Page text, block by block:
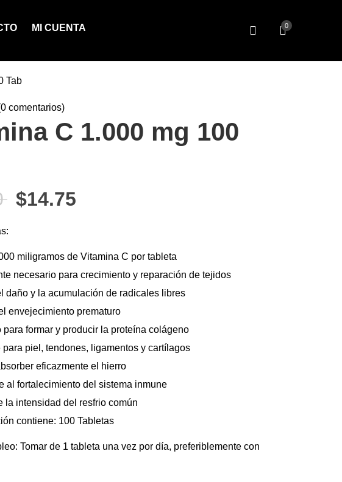
MI CUENTA 0
Tab
0 comentarios)
C 1.000 mg 100
El precio original era: $18.50.
$14.75
miligramos de Vitamina C por tableta
necesario para crecimiento y reparación de tejidos
daño y la acumulación de radicales libres
envejecimiento prematuro
para formar y producir la proteína colágeno
para piel, tendones, ligamentos y cartílagos
eficazmente el hierro
al fortalecimiento del sistema inmune
la intensidad del resfrio común
contiene: 100 Tabletas
Tomar de 1 tableta una vez por día, preferiblemente con